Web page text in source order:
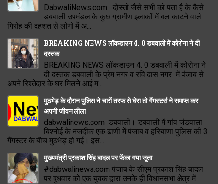
DabwaliNews.com दोस्तों जैसे सभी को पता है के कैसे
डबवाली उपमंडल के कुछ ग्रामीण इलाकों में बल काटने वाले
गिरोह की दहशत से लोगो में अ...
BREAKING NEWS लॉकडाउन 4. 0 डबवाली में कोरोना ने दी
दस्तक
BREAKING NEWS लॉकडाउन 4. 0 डबवाली में कोरोना ने
दी दस्तक डबवाली के प्रेम नगर व रवि दास नगर में पंजाब से
अपने रिश्तेदार के घर मिलने आई म...
मुठभेड़ के दौरान पुलिस ने चारों तरफ से घेरा तो गैंगस्टर्स ने समाप्त कर
अपनी जीवन लीला
dabwalinews.com डबवाली। डबवाली में गांव जंडवाला
बिश्नोई के नजदीक एक ढाणी में पंजाब व हरियाणा पुलिस की 3
गैंगस्टर के बीच मुठभेड़ हो गई। इस...
मुख्यमंत्री प्रकाश सिंह बादल पर फेंका गया जूता
#dabwalinews.com पंजाब के सीएम प्रकाश सिंह बादल
पर बुधवार को एक युवक द्वारा उनके ही विधानसभा क्षेत्र में